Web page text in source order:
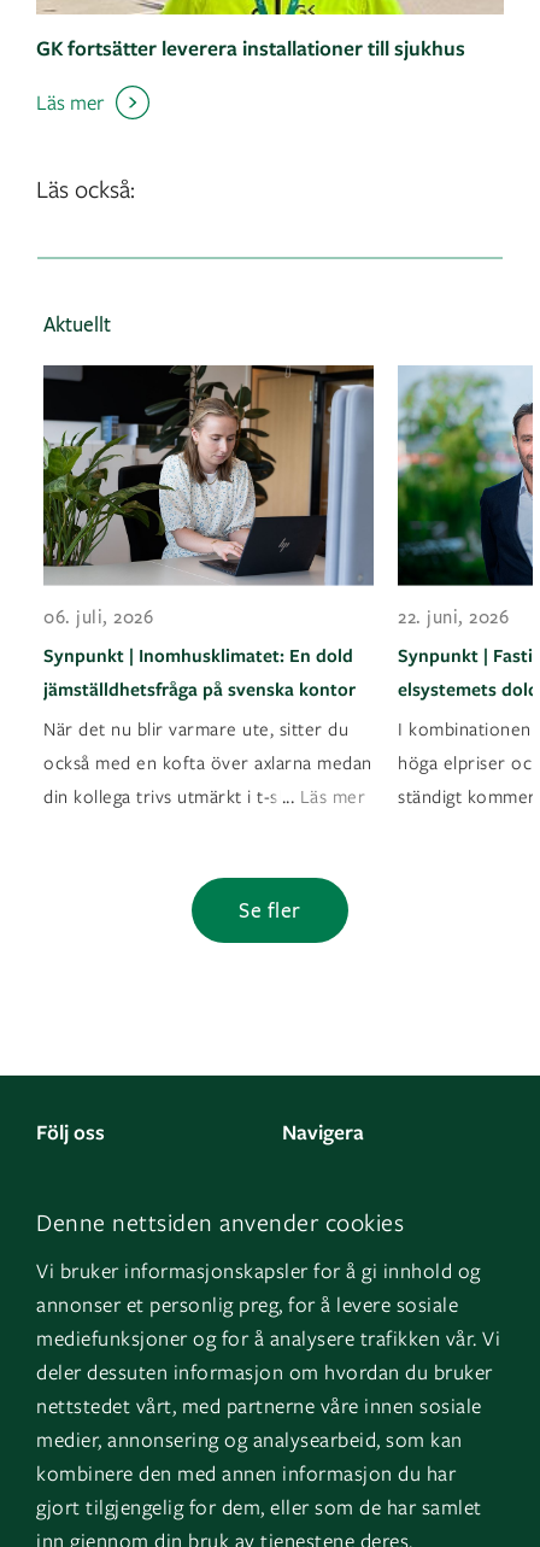
Denne nettsiden anvender cookies
Vi bruker informasjonskapsler for å gi innhold og
annonser et personlig preg, for å levere sosiale
mediefunksjoner og for å analysere trafikken vår. Vi
deler dessuten informasjon om hvordan du bruker
nettstedet vårt, med partnerne våre innen sosiale
medier, annonsering og analysearbeid, som kan
kombinere den med annen informasjon du har
gjort tilgjengelig for dem, eller som de har samlet
inn gjennom din bruk av tjenestene deres.
GK fortsätter leverera installationer till sjukhus
Läs mer
Läs också:
Aktuellt
06. juli, 2026
Synpunkt | Inomhusklimatet: En dold
jämställdhetsfråga på svenska kontor
När det nu blir varmare ute, sitter du
också med en kofta över axlarna medan
din kollega trivs utmärkt i t-shirt? Det ä
... Läs mer
22. juni, 2026
Synpunkt |
elsystemets
I kombinationen
höga elpriser
ständigt
Se fler
Följ oss
LinkedIn
Instagram
YouTube
Navigera
Om oss
GK Norge
GK Danmark
Genvägar
Fakturauppgifter
HMS
Logga in
EOS